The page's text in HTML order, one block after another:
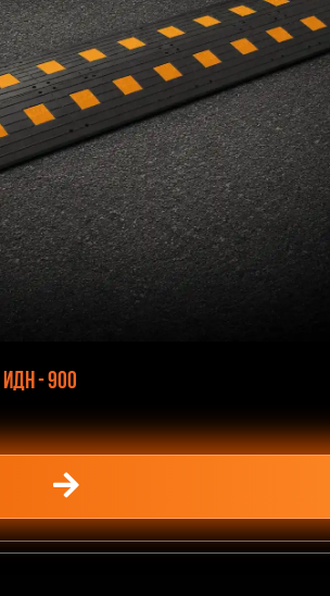
ИДН - 900